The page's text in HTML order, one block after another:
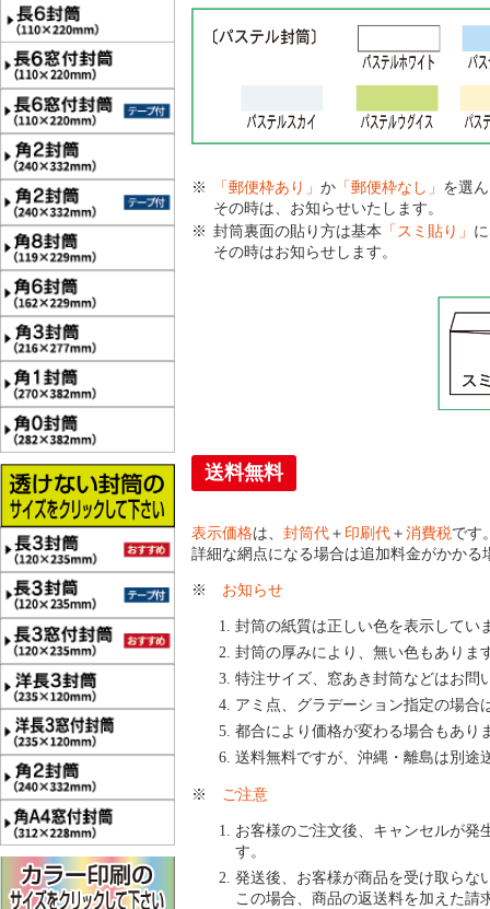
「郵便枠あり」 か 「郵便枠なし」 を選
その時は、お知らせいたします。
封筒裏面の貼り方は基本 「スミ貼り」
その時はお知らせします。
送料無料
表示価格は、 封筒代 ＋ 印刷代 ＋ 消費税です
詳細な網点になる場合は追加料金がかかる
※ お知らせ
封筒の紙質は正しい色を表示してい
封筒の厚みにより、無い色もありま
特注サイズ、窓あき封筒などはお問
アミ点、グラデーション指定の場合
都合により価格が変わる場合もあり
送料無料ですが、沖縄・離島は別途
※ ご注意
お客様のご注文後、キャンセルが発
す。
発送後、お客様が商品を受け取らな
この場合、商品の返送料を加えた請